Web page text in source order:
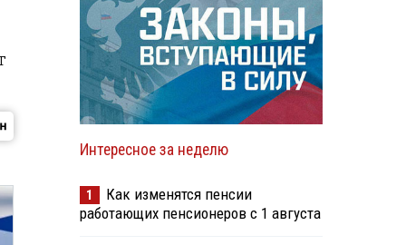
Интересное за неделю
1
Как изменятся пенсии
работающих пенсионеров с 1 августа